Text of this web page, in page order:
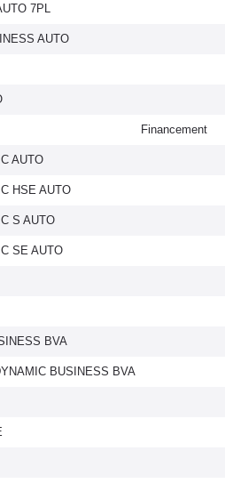
7PL
AUTO
Financement
AUTO
HSE AUTO
S AUTO
SE AUTO
BVA
BUSINESS BVA